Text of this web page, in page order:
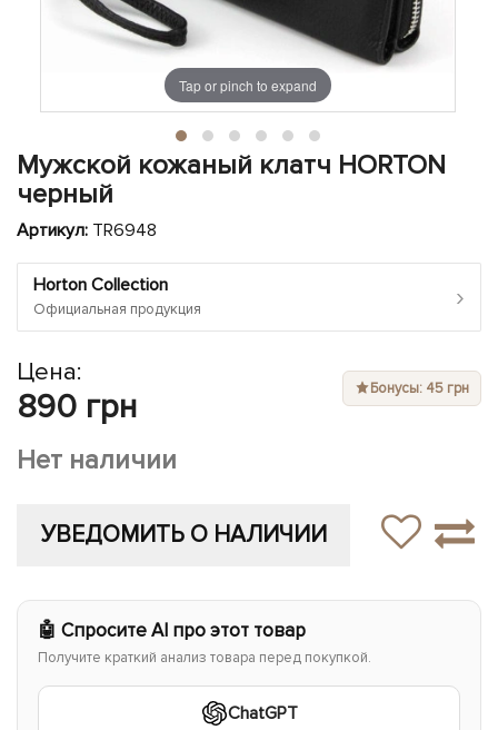
Показать все
Показать все
ЧЕХЛЫ ДЛЯ НОУТБУКОВ
Tap or pinch to expand
Мужской кожаный клатч HORTON
черный
Артикул: TR6948
Horton Collection
Официальная продукция ›
Цена:
890 грн Бонусы: 45 грн
Нет наличии
УВЕДОМИТЬ О НАЛИЧИИ
🤖 Спросите AI про этот товар
Получите краткий анализ товара перед покупкой.
ChatGPT